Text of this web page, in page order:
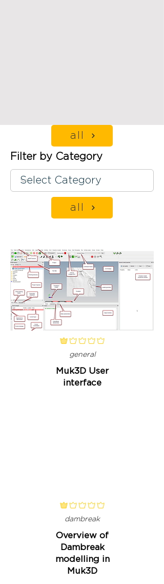
all
Filter by Category
all
classificação média é 1 de 5
general
Muk3D User
interface
classificação média é 1 de 5
dambreak
Overview of
Dambreak
modelling in
Muk3D